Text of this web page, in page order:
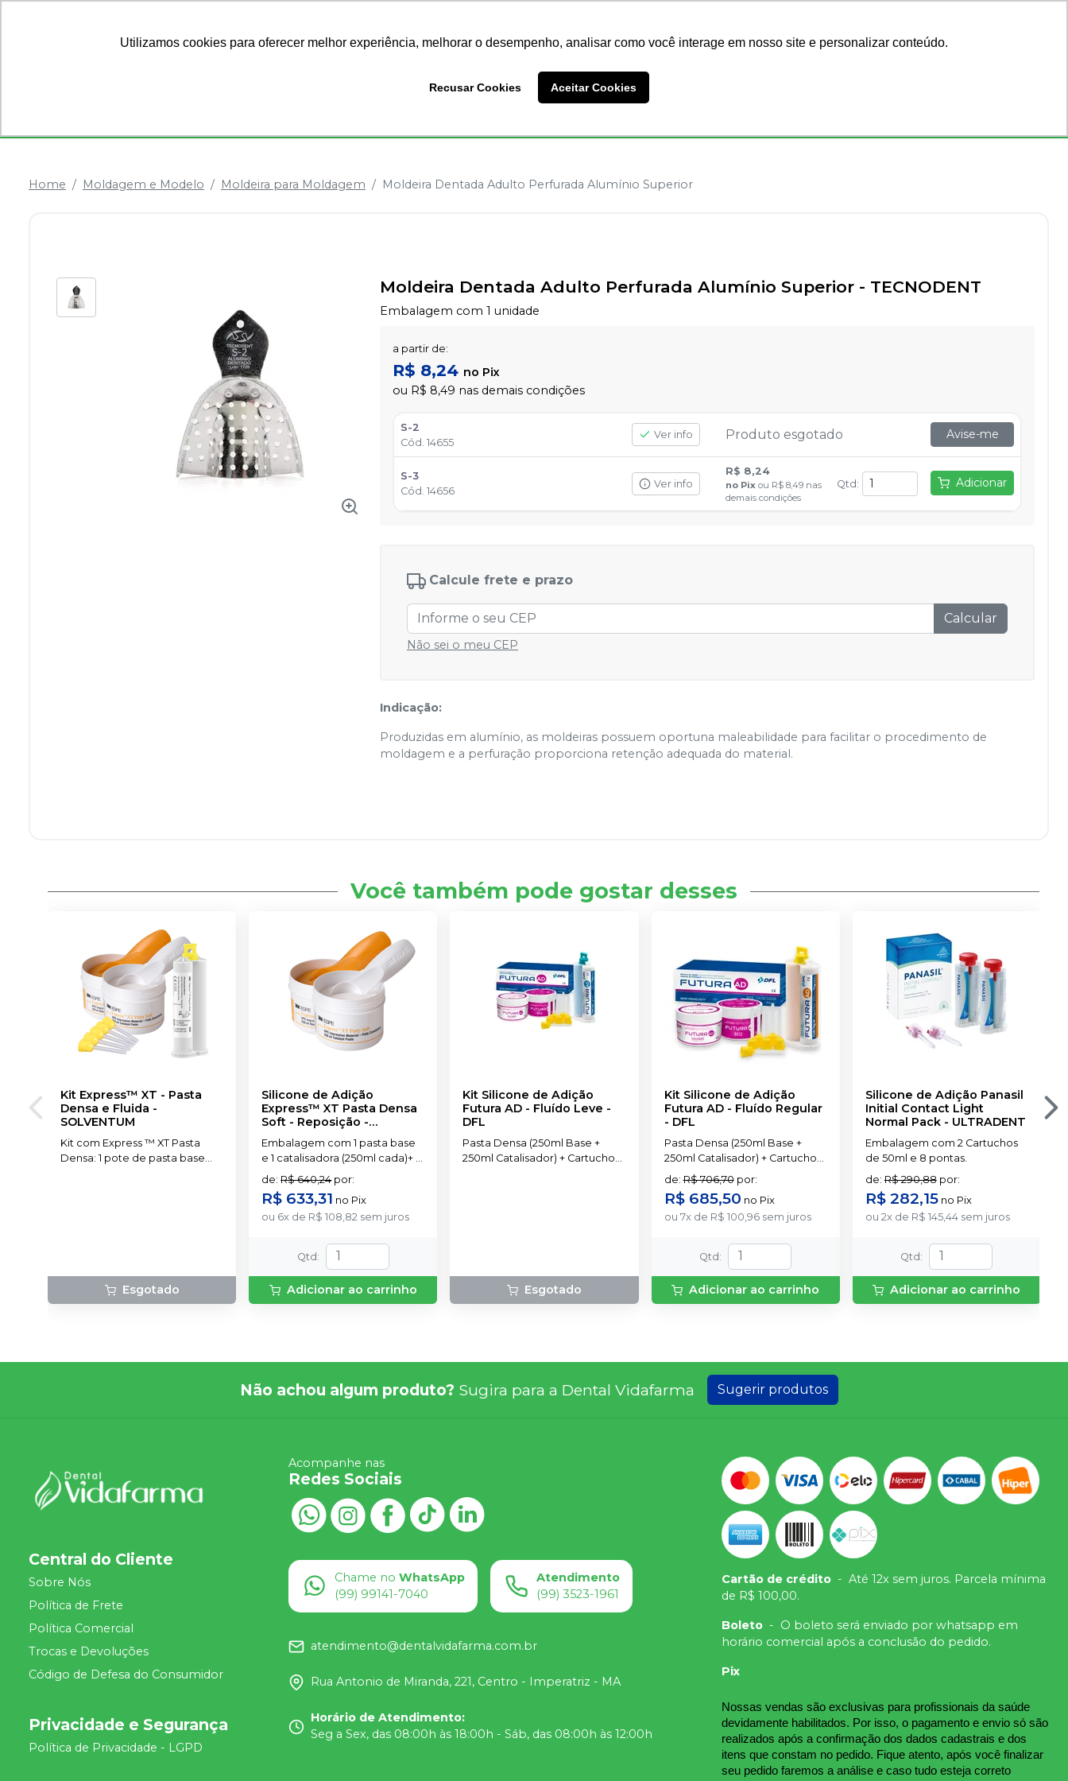
Utilizamos cookies para oferecer melhor experiência, melhorar o desempenho, analisar como você interage em nosso site e personalizar conteúdo.
Recusar Cookies Aceitar Cookies
Home Moldagem e Modelo Moldeira para Moldagem Moldeira Dentada Adulto Perfurada Alumínio Superior
Moldeira Dentada Adulto Perfurada Alumínio Superior - TECNODENT
Embalagem com 1 unidade
a partir de:
R$ 8,24 no Pix
ou R$ 8,49 nas demais condições
S-2
Cód. 14655
Ver info Produto esgotado Avise-me
S-3
Cód. 14656
Ver info
R$ 8,24
no Pix ou R$ 8,49 nas
demais condições
Qtd: Adicionar
Calcule frete e prazo
Calcular
Não sei o meu CEP
Indicação:
Produzidas em alumínio, as moldeiras possuem oportuna maleabilidade para facilitar o procedimento de
moldagem e a perfuração proporciona retenção adequada do material.
Você também pode gostar desses
Kit Express™ XT - Pasta
Densa e Fluida -
SOLVENTUM
Kit com Express ™ XT Pasta
Densa: 1 pote de pasta base
Esgotado
Silicone de Adição
Express™ XT Pasta Densa
Soft - Reposição -
SOLVENTUM
Embalagem com 1 pasta base
e 1 catalisadora (250ml cada)+ 2
colheres.
de:R$ 640,24 por:
R$ 633,31 no Pix
ou 6x de R$ 108,82 sem juros
Qtd :
Adicionar ao carrinho
Kit Silicone de Adição
Futura AD - Fluído Leve -
DFL
Pasta Densa (250ml Base +
250ml Catalisador) + Cartucho
Esgotado
Kit Silicone de Adição
Futura AD - Fluído Regular
- DFL
Pasta Densa (250ml Base +
250ml Catalisador) + Cartucho
de automistura de Pasta Fluida
Regular com 50ml + 6 pontas
misturadoras + 6 pontas
intraorais
de:R$ 706,70 por:
R$ 685,50 no Pix
ou 7x de R$ 100,96 sem juros
Qtd :
Adicionar ao carrinho
Silicone de Adição Panasil
Initial Contact Light
Normal Pack- ULTRADENT
Embalagem com 2 Cartuchos
de 50ml e 8 pontas.
de:R$ 290,88 por:
R$ 282,15 no Pix
ou 2x de R$ 145,44 sem juros
Qtd :
Adicionar ao carrinho
Não achou algum produto? Sugira para a Dental Vidafarma Sugerir produtos
Central do Cliente
Sobre Nós
Política de Frete
Política Comercial
Trocas e Devoluções
Código de Defesa do Consumidor
Privacidade e Segurança
Política de Privacidade - LGPD
Acompanhe nas
Redes Sociais
Chame no WhatsApp
(99) 99141-7040
Atendimento
(99) 3523-1961
atendimento@dentalvidafarma.com.br
Rua Antonio de Miranda, 221, Centro - Imperatriz - MA
Horário de Atendimento:
Seg a Sex, das 08:00h às 18:00h - Sáb, das 08:00h às 12:00h
Cartão de crédito - Até 12x sem juros. Parcela mínima
de R$ 100,00.
Boleto - O boleto será enviado por whatsapp em
horário comercial após a conclusão do pedido.
Pix
Nossas vendas são exclusivas para profissionais da saúde
devidamente habilitados. Por isso, o pagamento e envio só são
realizados após a confirmação dos dados cadastrais e dos
itens que constam no pedido. Fique atento, após você finalizar
seu pedido faremos a análise e caso tudo esteja correto